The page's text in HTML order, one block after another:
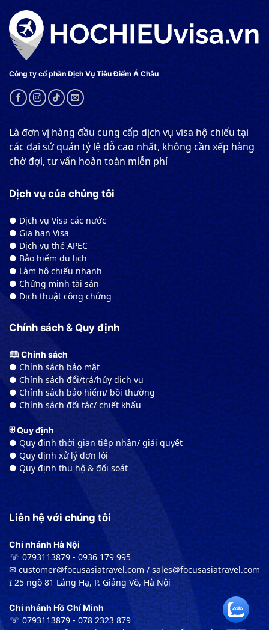
Công ty cổ phần Dịch Vụ Tiêu Điểm Á Châu
Là đơn vị hàng đầu cung cấp dịch vụ visa hộ chiếu tại
các đại sứ quán tỷ lệ đỗ cao nhất, không cần xếp hàng
chờ đợi, tư vấn hoàn toàn miễn phí
Dịch vụ của chúng tôi
● Dịch vụ Visa các nước
● Gia hạn Visa
● Dịch vụ thẻ APEC
● Bảo hiểm du lịch
● Làm hộ chiếu nhanh
● Chứng minh tài sản
● Dịch thuật công chứng
Chính sách & Quy định
🕮 Chính sách
● Chính sách bảo mật
● Chính sách đổi/trả/hủy dịch vụ
● Chính sách bảo hiểm/ bồi thường
● Chính sách đối tác/ chiết khấu
⛨ Quy định
● Quy định thời gian tiếp nhận/ giải quyết
● Quy định xử lý đơn lỗi
● Quy định thu hộ & đối soát
Liên hệ với chúng tôi
Chi nhánh Hà Nội
☏ 0793113879 - 0936 179 995
✉︎ customer@focusasiatravel.com / sales@focusasiatravel.com
⟟ 25 ngõ 81 Láng Hạ, P. Giảng Võ, Hà Nội
Chi nhánh Hồ Chí Minh
☏ 0793113879 - 078 2323 879